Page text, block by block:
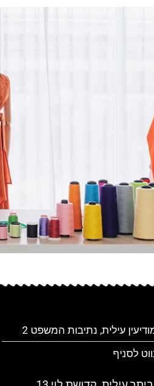
עילית, נתיבות המשפט 2
לסניף